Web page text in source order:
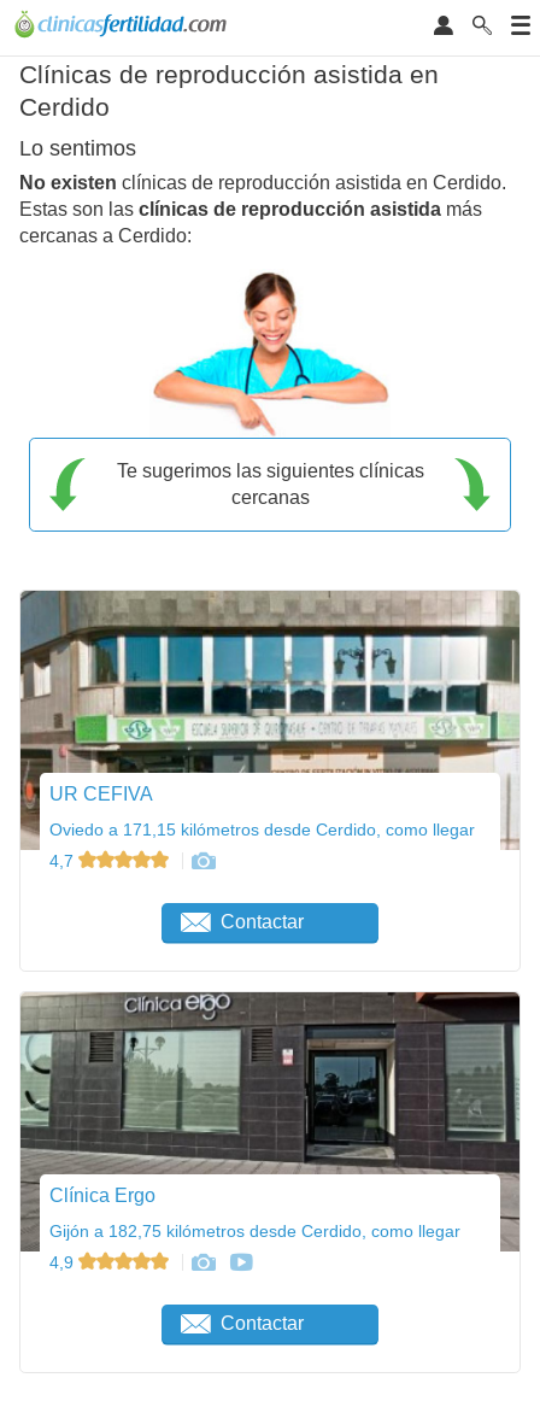
Clínicas de reproducción asistida en
Cerdido
Lo sentimos
No existen clínicas de reproducción asistida en Cerdido.
Estas son las clínicas de reproducción asistida más
cercanas a Cerdido:
Te sugerimos las siguientes clínicas
cercanas
UR CEFIVA
Oviedo a 171,15 kilómetros desde Cerdido, como llegar
4,7
Contactar
Clínica Ergo
Gijón a 182,75 kilómetros desde Cerdido, como llegar
4,9
Contactar